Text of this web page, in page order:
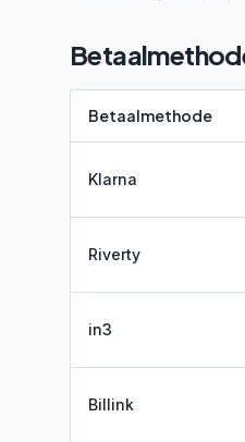
Betaalmethode
Klarna
Riverty
in3
Billink